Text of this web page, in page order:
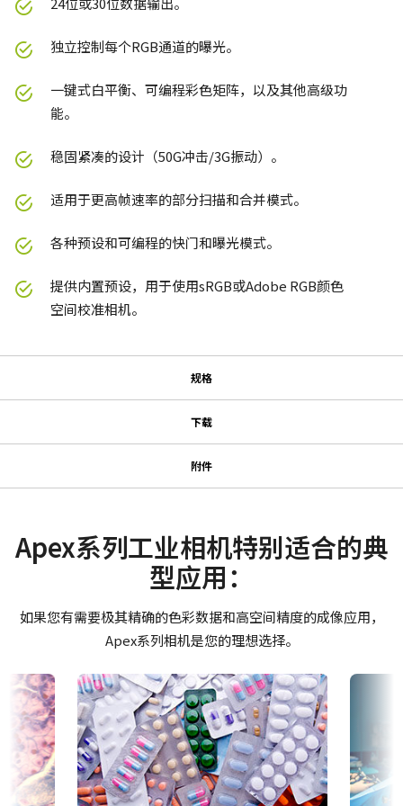
独立控制每个RGB通道的曝光。
一键式白平衡、可编程彩色矩阵，以及其他高级功
能。
稳固紧凑的设计（50G冲击/3G振动）。
适用于更高帧速率的部分扫描和合并模式。
各种预设和可编程的快门和曝光模式。
提供内置预设，用于使用sRGB或Adobe RGB颜色
空间校准相机。
规格
摄像机类别
彩色/黑白
Visible
规格
2 百万像素
规格 横x纵
1620 x 1236 px
下载
Manual - AT-200CL
Datasheet - AT-200CL
软件
Control tool - AT-200CL 64bit
证书等
CE Certificate – AT-200CL
附件
适用于Fusion系列相机的三脚架转接板。
只能使用提供的长度合适的M3螺丝。 使用较长的螺丝可能会损坏内
Apex系列工业相机特别适合的典
型应用：
如果您有需要极其精确的色彩数据和高空间精度的成像应用，
Apex系列相机是您的理想选择。